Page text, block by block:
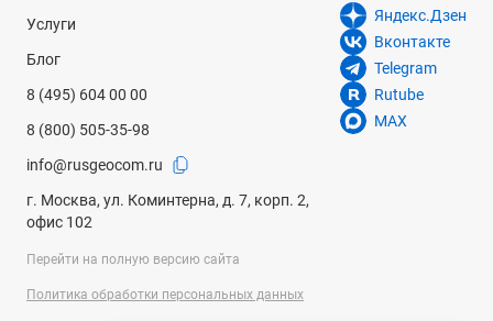
Услуги
Блог
8 (495) 604 00 00
8 (800) 505-35-98
info@rusgeocom.ru
г. Москва, ул. Коминтерна, д. 7, корп. 2,
офис 102
Яндекс.Дзен
Вконтакте
Telegram
Rutube
MAX
Перейти на полную версию сайта
Политика обработки персональных данных